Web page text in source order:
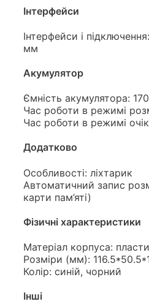
Інтерфейси
Інтерфейси і
мм
Акумулятор
Ємність акумулятора:
Час роботи в режимі
Час роботи в режимі
Додатково
Особливості: ліхтарик
Автоматичний запис
карти пам’яті)
Фізичні характеристики
Матеріал корпуса:
Розміри (мм):
Колір: синій, чорний
Інші